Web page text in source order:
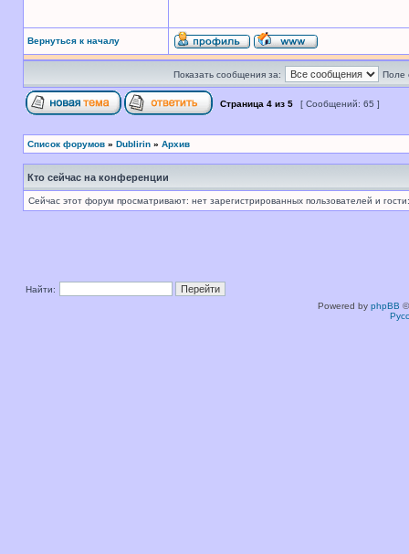
Вернуться к началу
Показать сообщения за: Поле
Страница 4 из 5 [ Сообщений: 65 ]
Список форумов » Dublirin » Архив
Кто сейчас на конференции
Сейчас этот форум просматривают: нет зарегистрированных пользователей и
Найти:
Powered by phpBB